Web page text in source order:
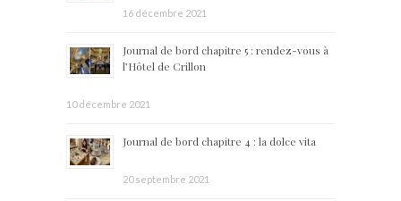
16 décembre 2021
Journal de bord chapitre 5 : rendez-vous à
l’Hôtel de Crillon
10 décembre 2021
Journal de bord chapitre 4 : la dolce vita
20 septembre 2021